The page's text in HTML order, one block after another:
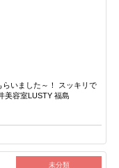
いました～！ スッキリで
美容室LUSTY 福島
未分類